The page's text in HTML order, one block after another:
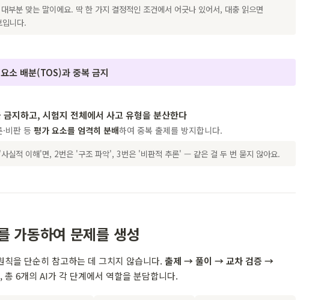
부분 맞는 말이에요. 딱 한 가지 결정적인 조건에서 어긋나 있어서, 대충 읽으면
니다.
소 배분(TOS)과 중복 금지
지하고, 시험지 전체에서 사고 유형을 분산한다
비판 등 평가 요소를 엄격히 분배하여 중복 출제를 방지합니다.
실적 이해'면, 2번은 '구조 파악', 3번은 '비판적 추론' — 같은 걸 두 번 묻지 않아요.
가동하여 문제를 생성
을 단순히 참고하는 데 그치지 않습니다. 출제 → 풀이 → 교차 검증 →
총 6개의 AI가 각 단계에서 역할을 분담합니다.